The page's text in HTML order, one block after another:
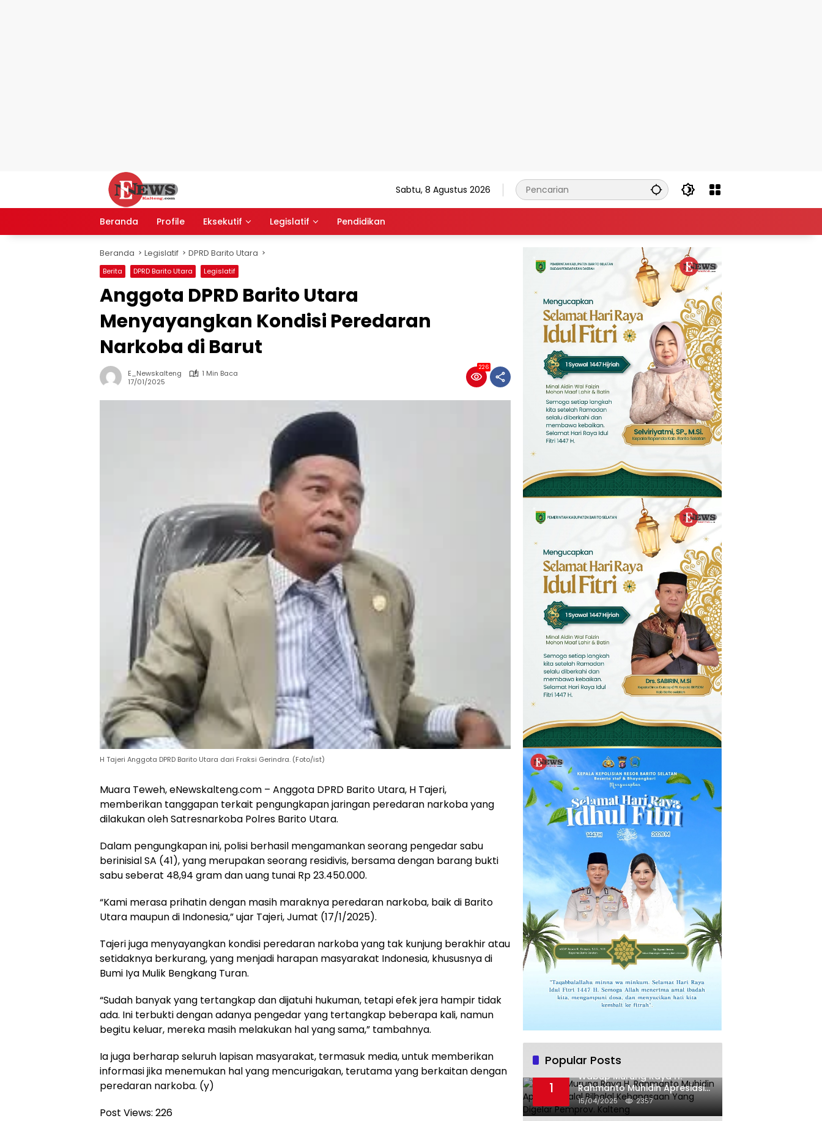
Sabtu, 8 Agustus 2026
Beranda Profile Eksekutif Legislatif Pendidikan
Beranda Legislatif DPRD Barito Utara
Berita DPRD Barito Utara Legislatif
Anggota DPRD Barito Utara
Menyayangkan Kondisi Peredaran
Narkoba di Barut
E_Newskalteng
1 Min Baca
17/01/2025
226
H Tajeri Anggota DPRD Barito Utara dari Fraksi Gerindra. (Foto/ist)
Muara Teweh, eNewskalteng.com – Anggota DPRD Barito Utara, H Tajeri,
memberikan tanggapan terkait pengungkapan jaringan peredaran narkoba yang
dilakukan oleh Satresnarkoba Polres Barito Utara.
Dalam pengungkapan ini, polisi berhasil mengamankan seorang pengedar sabu
berinisial SA (41), yang merupakan seorang residivis, bersama dengan barang bukti
sabu seberat 48,94 gram dan uang tunai Rp 23.450.000.
“Kami merasa prihatin dengan masih maraknya peredaran narkoba, baik di Barito
Utara maupun di Indonesia,” ujar Tajeri, Jumat (17/1/2025).
Tajeri juga menyayangkan kondisi peredaran narkoba yang tak kunjung berakhir atau
setidaknya berkurang, yang menjadi harapan masyarakat Indonesia, khususnya di
Bumi Iya Mulik Bengkang Turan.
“Sudah banyak yang tertangkap dan dijatuhi hukuman, tetapi efek jera hampir tidak
ada. Ini terbukti dengan adanya pengedar yang tertangkap beberapa kali, namun
begitu keluar, mereka masih melakukan hal yang sama,” tambahnya.
Ia juga berharap seluruh lapisan masyarakat, termasuk media, untuk memberikan
informasi jika menemukan hal yang mencurigakan, terutama yang berkaitan dengan
peredaran narkoba. (y)
Post Views: 226
Popular Posts
1
Wabup Murung Raya H.
Rahmanto Muhidin Apresiasi
Halal Bilhalal Kebangsaan
Yang Digelar Pemprov.
15/04/2025 2357